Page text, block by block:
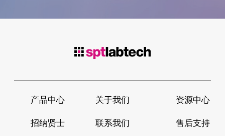
产品中心 关于我们 资源中心
招纳贤士 联系我们 售后支持